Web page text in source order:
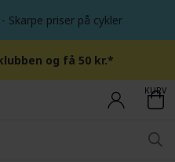
- Skarpe priser på cykler
og få 50 kr.*
KURV